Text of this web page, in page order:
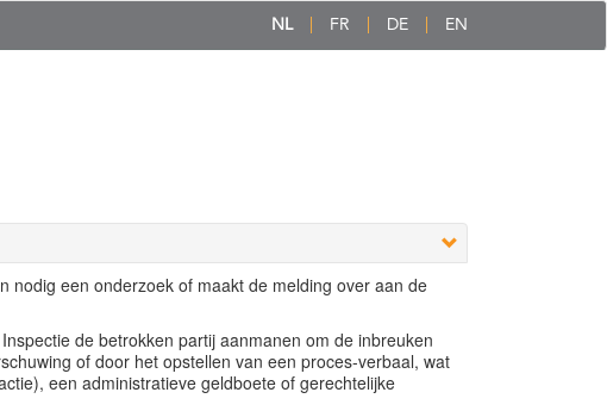
NL FR DE EN
nodig een onderzoek of maakt de melding over aan de
de betrokken partij aanmanen om de inbreuken
of door het opstellen van een proces-verbaal, wat
een administratieve geldboete of gerechtelijke